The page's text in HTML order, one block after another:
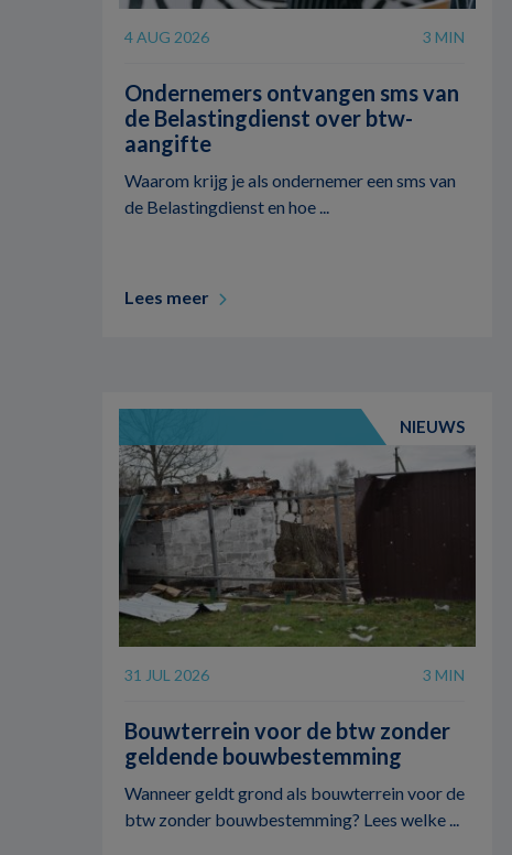
4 AUG 2026 3 MIN
Ondernemers ontvangen sms van
de Belastingdienst over btw-
aangifte
Waarom krijg je als ondernemer een sms van
de Belastingdienst en hoe ...
Lees meer
NIEUWS
31 JUL 2026 3 MIN
Bouwterrein voor de btw zonder
geldende bouwbestemming
Wanneer geldt grond als bouwterrein voor de
btw zonder bouwbestemming? Lees welke ...